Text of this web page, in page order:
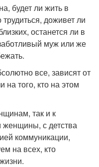
будет ли жить в
доживет ли
останется ли в
муж или же
все, зависят от
на того, кто на этом
так и к
с детства
коммуникации,
на всех, кто